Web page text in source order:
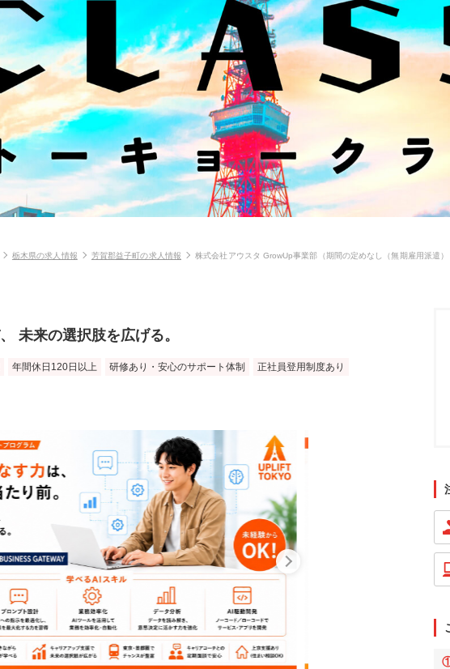
栃木県の求人情報 芳賀郡益子町の求人情報
株式会社アウスタ GrowUp事業部（期間の定めなし（無期雇用派遣
未来の選択肢を広げる。
年間休日120日以上 研修あり・安心のサポート体制
正社員登用制度あり